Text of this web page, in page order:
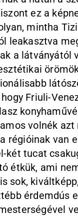
ez a
mintha
leakasztva
a látványától
Friuli-
volnék azt
régióinak van
két tucat
étkük, ami
sok,
érdemdús